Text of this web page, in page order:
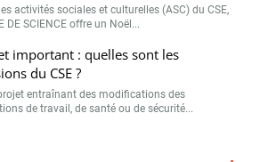
activités sociales et culturelles (ASC) du CSE,
DE SCIENCE offre un Noël...
important : quelles sont les
du CSE ?
entraînant des modifications des
de travail, de santé ou de sécurité...